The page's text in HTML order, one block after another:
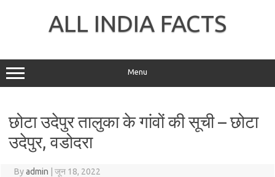
ALL INDIA FACTS
Menu
छोटा उदेपुर तालुका के गांवों की सूची – छोटा
उदेपुर, वडोदरा
Byadmin जून 18, 2022